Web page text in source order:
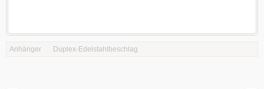
Anhänger Duplex-Edelstahlbeschlag